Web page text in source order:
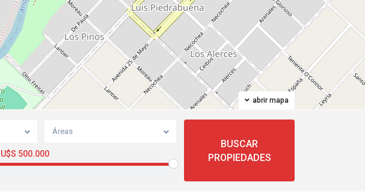
abrir mapa
Áreas
500.000